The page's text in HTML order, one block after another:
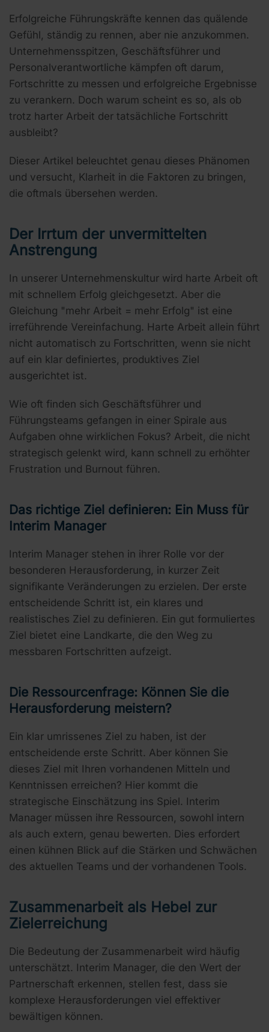
Erfolgreiche Führungskräfte kennen das quälende
Gefühl, ständig zu rennen, aber nie anzukommen.
Unternehmensspitzen, Geschäftsführer und
Personalverantwortliche kämpfen oft darum,
Fortschritte zu messen und erfolgreiche Ergebnisse
zu verankern. Doch warum scheint es so, als ob
trotz harter Arbeit der tatsächliche Fortschritt
ausbleibt?
Dieser Artikel beleuchtet genau dieses Phänomen
und versucht, Klarheit in die Faktoren zu bringen,
die oftmals übersehen werden.
Der Irrtum der unvermittelten
Anstrengung
In unserer Unternehmenskultur wird harte Arbeit oft
mit schnellem Erfolg gleichgesetzt. Aber die
Gleichung "mehr Arbeit = mehr Erfolg" ist eine
irreführende Vereinfachung. Harte Arbeit allein führt
nicht automatisch zu Fortschritten, wenn sie nicht
auf ein klar definiertes, produktives Ziel
ausgerichtet ist.
Wie oft finden sich Geschäftsführer und
Führungsteams gefangen in einer Spirale aus
Aufgaben ohne wirklichen Fokus? Arbeit, die nicht
strategisch gelenkt wird, kann schnell zu erhöhter
Frustration und Burnout führen.
Das richtige Ziel definieren: Ein Muss für
Interim Manager
Interim Manager stehen in ihrer Rolle vor der
besonderen Herausforderung, in kurzer Zeit
signifikante Veränderungen zu erzielen. Der erste
entscheidende Schritt ist, ein klares und
realistisches Ziel zu definieren. Ein gut formuliertes
Ziel bietet eine Landkarte, die den Weg zu
messbaren Fortschritten aufzeigt.
Die Ressourcenfrage: Können Sie die
Herausforderung meistern?
Ein klar umrissenes Ziel zu haben, ist der
entscheidende erste Schritt. Aber können Sie
dieses Ziel mit Ihren vorhandenen Mitteln und
Kenntnissen erreichen? Hier kommt die
strategische Einschätzung ins Spiel. Interim
Manager müssen ihre Ressourcen, sowohl intern
als auch extern, genau bewerten. Dies erfordert
einen kühnen Blick auf die Stärken und Schwächen
des aktuellen Teams und der vorhandenen Tools.
Zusammenarbeit als Hebel zur
Zielerreichung
Die Bedeutung der Zusammenarbeit wird häufig
unterschätzt. Interim Manager, die den Wert der
Partnerschaft erkennen, stellen fest, dass sie
komplexe Herausforderungen viel effektiver
bewältigen können.